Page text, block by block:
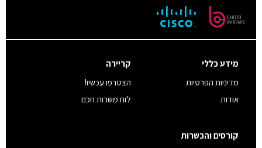
מידע כללי
מדיניות הפרטיות
אודות
קריירה
הצטרפו עכשיו!
לוח משרות חכם
קורסים והכשרות